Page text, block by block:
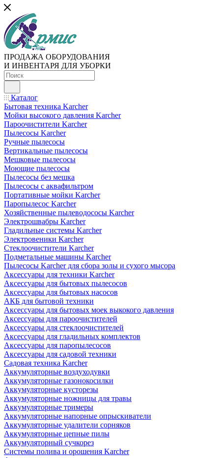
ПРОДАЖА ОБОРУДОВАНИЯ
И ИНВЕНТАРЯ ДЛЯ УБОРКИ
Каталог
Бытовая техника Karcher
Мойки высокого давления Karcher
Пароочистители Karcher
Пылесосы Karcher
Ручные пылесосы
Вертикальные пылесосы
Мешковые пылесосы
Моющие пылесосы
Пылесосы без мешка
Пылесосы с аквафильтром
Портативные мойки Karcher
Паропылесос Karcher
Хозяйственные пылеводососы Karcher
Электрошвабры Karcher
Гладильные системы Karcher
Электровеники Karcher
Стеклоочистители Karcher
Подметальные машины Karcher
Пылесосы Karcher для сбора золы и сухого мысора
Аксессуары для техники Karcher
Аксессуары для бытовых пылесосов
Аксессуары для бытовых насосов
АКБ для бытовой техники
Аксессуары для бытовых моек выкокого давления
Аксессуары для пароочистителей
Аксессуары для стеклоочистителей
Аксессуары для гладильных комплектов
Аксессуары для паропылесосов
Аксессуары для садовой техники
Садовая техника Karcher
Аккумуляторные воздуходувки
Аккумуляторные газонокосилки
Аккумуляторные кусторезы
Аккумуляторные ножницы для травы
Аккумуляторные тримеры
Аккумуляторные напорные опрыскиватели
Аккумуляторные удалители сорняков
Аккумуляторные цепные пилы
Аккумуляторный сучкорез
Системы полива и орошения Karcher